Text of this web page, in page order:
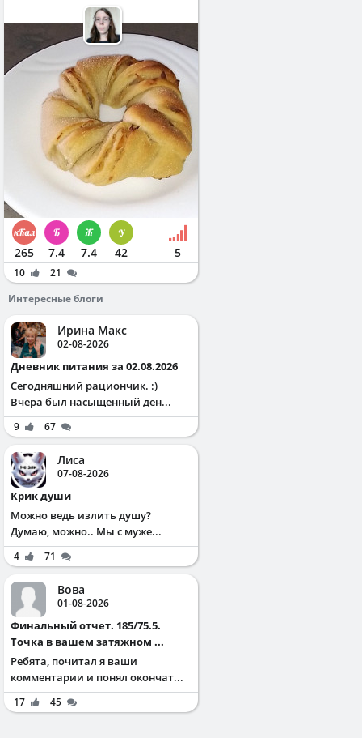
265 7.4 7.4 42 5
10
21
Интересные блоги
Ирина Макс
02-08-2026
Дневник питания за 02.08.2026
Сегодняшний рациончик. :)
Вчера был насыщенный ден...
9 67
Лиса
07-08-2026
Крик души
Можно ведь излить душу?
Думаю, можно.. Мы с муже...
4 71
Вова
01-08-2026
Финальный отчет. 185/75.5.
Точка в вашем затяжном ...
Ребята, почитал я ваши
комментарии и понял окончат...
17 45